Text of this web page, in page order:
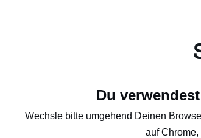
Du
Wechsle bitte umgehend Deinen
auf